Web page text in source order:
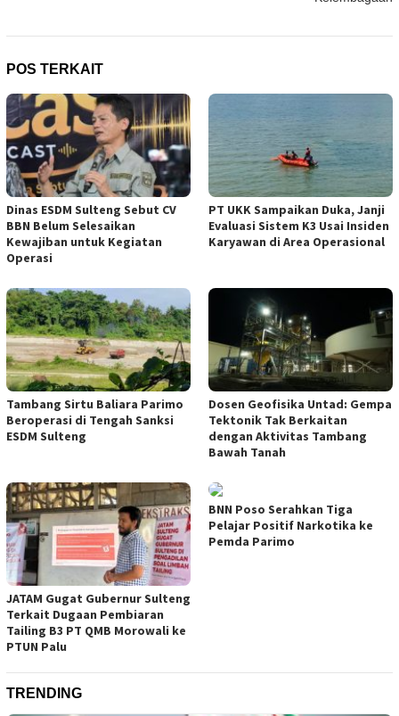
POS TERKAIT
Dinas ESDM Sulteng Sebut CV
BBN Belum Selesaikan
Kewajiban untuk Kegiatan
Operasi
PT UKK Sampaikan Duka, Janji
Evaluasi Sistem K3 Usai Insiden
Karyawan di Area Operasional
Tambang Sirtu Baliara Parimo
Beroperasi di Tengah Sanksi
ESDM Sulteng
Dosen Geofisika Untad: Gempa
Tektonik Tak Berkaitan
dengan Aktivitas Tambang
Bawah Tanah
JATAM Gugat Gubernur Sulteng
Terkait Dugaan Pembiaran
Tailing B3 PT QMB Morowali ke
PTUN Palu
BNN Poso Serahkan Tiga
Pelajar Positif Narkotika ke
Pemda Parimo
TRENDING